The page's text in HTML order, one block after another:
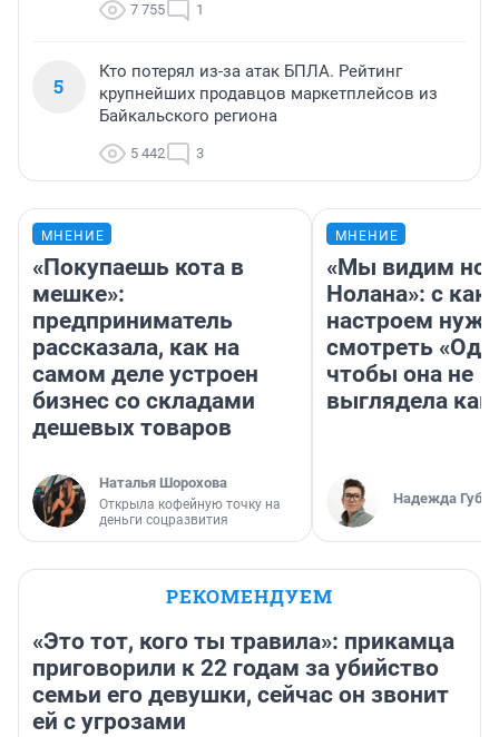
7 755 1
5
Кто потерял из-за атак БПЛА. Рейтинг
крупнейших продавцов маркетплейсов из
Байкальского региона
5 442 3
МНЕНИЕ
«Покупаешь кота в
мешке»:
предприниматель
рассказала, как на
самом деле устроен
бизнес со складами
дешевых товаров
Наталья Шорохова
Открыла кофейную точку на
деньги соцразвития
МНЕНИЕ
«Мы видим
Нолана»: с
настроем
смотреть
чтобы она не
выглядела как
Надежда
РЕКОМЕНДУЕМ
«Это тот, кого ты травила»: прикамца
приговорили к 22 годам за убийство
семьи его девушки, сейчас он звонит
ей с угрозами